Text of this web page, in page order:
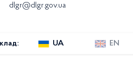
dlgr@dlgr.gov.ua
UA EN